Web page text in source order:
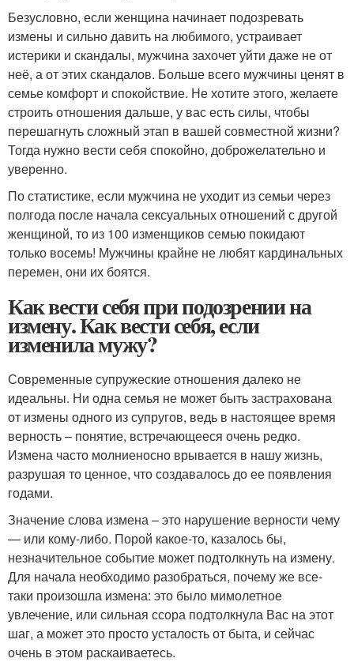
Безусловно, если женщина начинает подозревать
измены и сильно давить на любимого, устраивает
истерики и скандалы, мужчина захочет уйти даже не от
неё, а от этих скандалов. Больше всего мужчины ценят в
семье комфорт и спокойствие. Не хотите этого, желаете
строить отношения дальше, у вас есть силы, чтобы
перешагнуть сложный этап в вашей совместной жизни?
Тогда нужно вести себя спокойно, доброжелательно и
уверенно.
По статистике, если мужчина не уходит из семьи через
полгода после начала сексуальных отношений с другой
женщиной, то из 100 изменщиков семью покидают
только восемь! Мужчины крайне не любят кардинальных
перемен, они их боятся.
Как вести себя при подозрении на
измену. Как вести себя, если
изменила мужу?
Современные супружеские отношения далеко не
идеальны. Ни одна семья не может быть застрахована
от измены одного из супругов, ведь в настоящее время
верность – понятие, встречающееся очень редко.
Измена часто молниеносно врывается в нашу жизнь,
разрушая то ценное, что создавалось до ее появления
годами.
Значение слова измена – это нарушение верности чему
— или кому-либо. Порой какое-то, казалось бы,
незначительное событие может подтолкнуть на измену.
Для начала необходимо разобраться, почему же все-
таки произошла измена: это было мимолетное
увлечение, или сильная ссора подтолкнула Вас на этот
шаг, а может это просто усталость от быта, и сейчас
очень в этом раскаиваетесь.